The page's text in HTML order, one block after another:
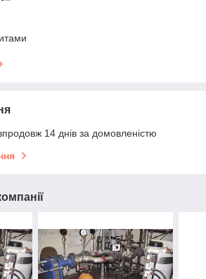
14 днів за домовленістю